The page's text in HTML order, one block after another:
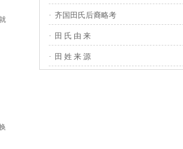
· 齐国田氏后裔略考
· 田 氏 由 来
· 田 姓 来 源